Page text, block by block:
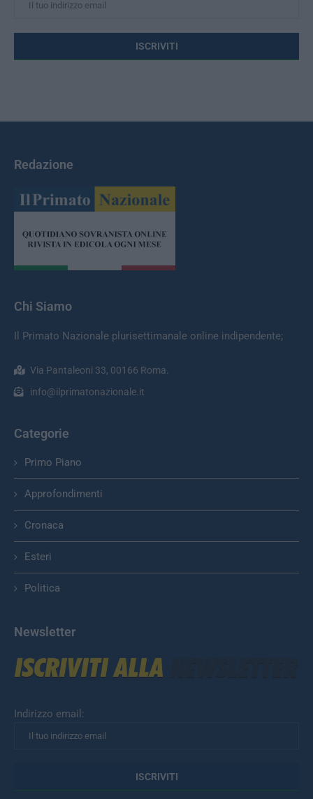
Redazione
Chi Siamo
Il Primato Nazionale plurisettimanale online indipendente;
Via Pantaleoni 33, 00166 Roma.
info@ilprimatonazionale.it
Categorie
Primo Piano
Approfondimenti
Cronaca
Esteri
Politica
Newsletter
Indirizzo email: